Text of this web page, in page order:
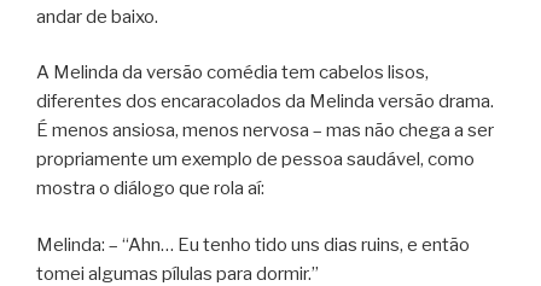
andar de baixo.
A Melinda da versão comédia tem cabelos lisos,
diferentes dos encaracolados da Melinda versão drama.
É menos ansiosa, menos nervosa – mas não chega a ser
propriamente um exemplo de pessoa saudável, como
mostra o diálogo que rola aí:
Melinda: – “Ahn… Eu tenho tido uns dias ruins, e então
tomei algumas pílulas para dormir.”